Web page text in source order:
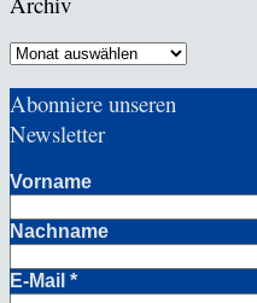
Archiv
Abonniere unseren
Newsletter
Vorname
Nachname
E-Mail *